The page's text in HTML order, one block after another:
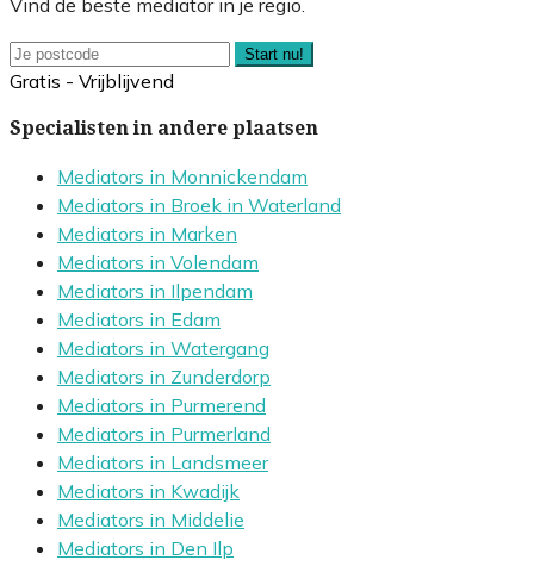
Vind de beste mediator in je regio.
Start nu!
Gratis - Vrijblijvend
Specialisten in andere plaatsen
Mediators in Monnickendam
Mediators in Broek in Waterland
Mediators in Marken
Mediators in Volendam
Mediators in Ilpendam
Mediators in Edam
Mediators in Watergang
Mediators in Zunderdorp
Mediators in Purmerend
Mediators in Purmerland
Mediators in Landsmeer
Mediators in Kwadijk
Mediators in Middelie
Mediators in Den Ilp